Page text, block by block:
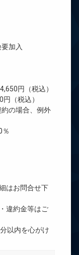
加入
円（税込）
（税込）
の場合、例外
％
はお問合せ下
違約金等はご
以内を心がけ